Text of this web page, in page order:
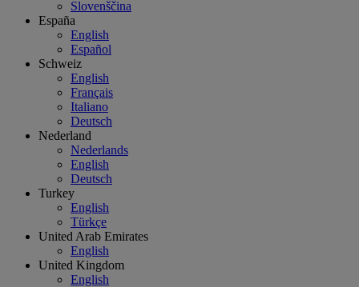
Slovenščina
España
English
Español
Schweiz
English
Français
Italiano
Deutsch
Nederland
Nederlands
English
Deutsch
Turkey
English
Türkçe
United Arab Emirates
English
United Kingdom
English